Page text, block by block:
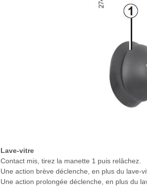
Lave-vitre
Contact mis, tirez la manette 1 puis relâchez.
Une action brève déclenche, en plus du lave-
Une action prolongée déclenche, en plus du